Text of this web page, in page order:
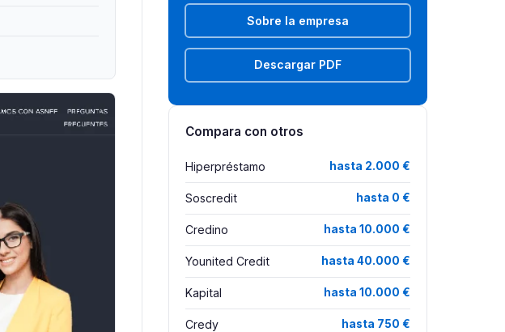
Sobre la empresa
Descargar PDF
Compara con otros
Hiperpréstamo hasta 2.000 €
Soscredit hasta 0 €
Credino hasta 10.000 €
Younited Credit hasta 40.000 €
Kapital hasta 10.000 €
Credy hasta 750 €